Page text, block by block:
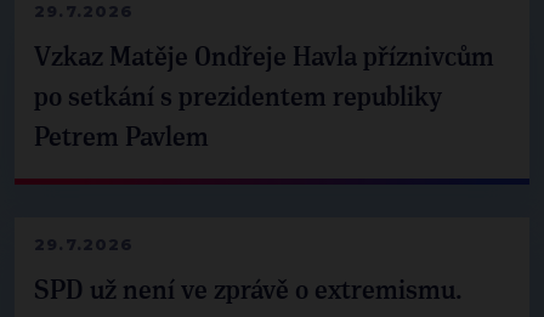
29.7.2026
Vzkaz Matěje Ondřeje Havla příznivcům
po setkání s prezidentem republiky
Petrem Pavlem
29.7.2026
SPD už není ve zprávě o extremismu.